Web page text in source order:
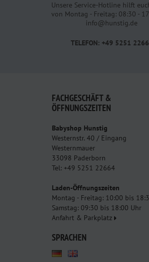
Unsere Service-Hotline hilft
von Montag - Freitag: 08:30 -
info@hunstig.de
TELEFON: +49 5251
FACHGESCHÄFT &
ÖFFNUNGSZEITEN
Babyshop Hunstig
Westernstr. 40 / Eingang
Westernmauer
33098 Paderborn
Tel: +49 5251 22664
Laden-Öffnungszeiten
Montag - Freitag: 10:00 bis
Samstag: 09:30 bis 18:00 Uhr
Anfahrt & Parkplatz
SPRACHEN